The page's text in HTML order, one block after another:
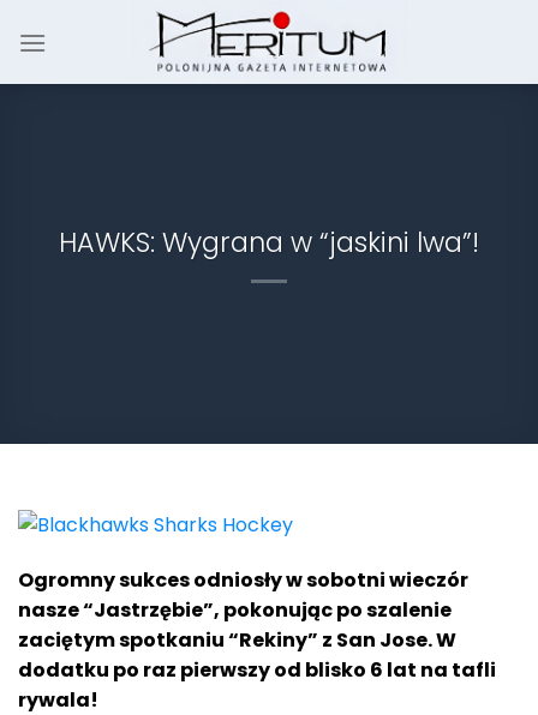
HAWKS: Wygrana w “jaskini lwa”!
Ogromny sukces odniosły w sobotni wieczór
nasze “Jastrzębie”, pokonując po szalenie
zaciętym spotkaniu “Rekiny” z San Jose. W
dodatku po raz pierwszy od blisko 6 lat na tafli
rywala!